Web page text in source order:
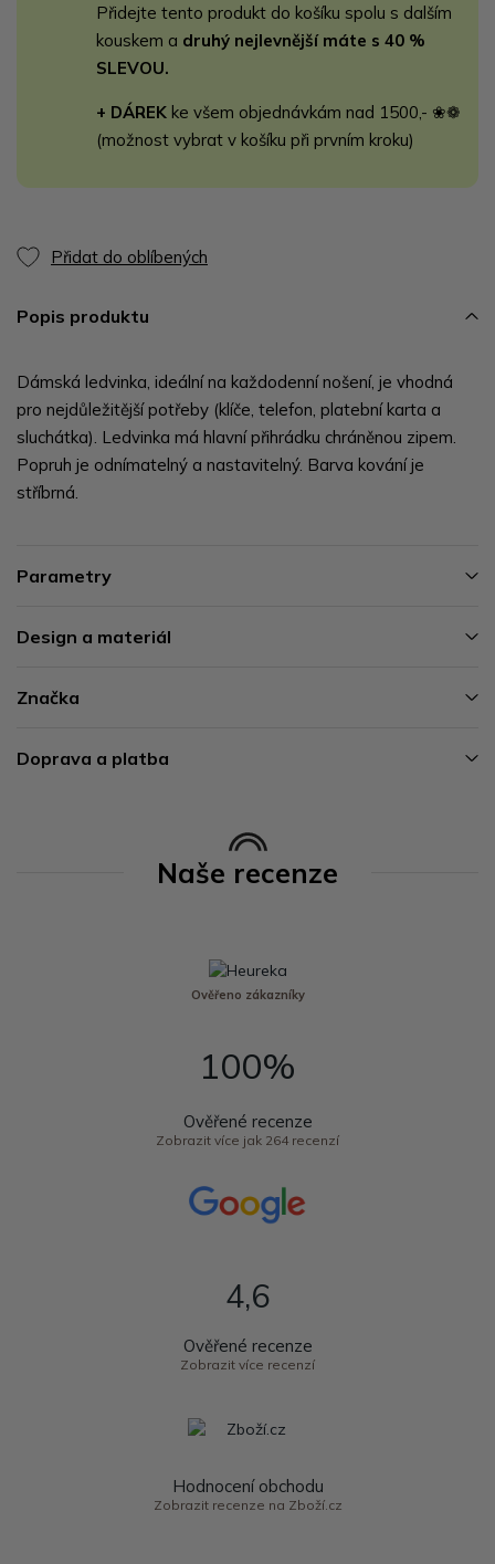
Přidejte tento produkt do košíku spolu s dalším
kouskem a druhý nejlevnější máte s 40 %
SLEVOU.
+ DÁREK ke všem objednávkám nad 1500,- ❀❁
(možnost vybrat v košíku při prvním kroku)
Přidat do oblíbených
Popis produktu
Dámská ledvinka, ideální na každodenní nošení, je vhodná
pro nejdůležitější potřeby (klíče, telefon, platební karta a
sluchátka). Ledvinka má hlavní přihrádku chráněnou zipem.
Popruh je odnímatelný a nastavitelný. Barva kování je
stříbrná.
Parametry
Design a materiál
Značka
Doprava a platba
Naše recenze
Ověřeno zákazníky
100%
Ověřené recenze
Zobrazit více jak 264 recenzí
4,6
Ověřené recenze
Zobrazit více recenzí
Hodnocení obchodu
Zobrazit recenze na Zboží.cz